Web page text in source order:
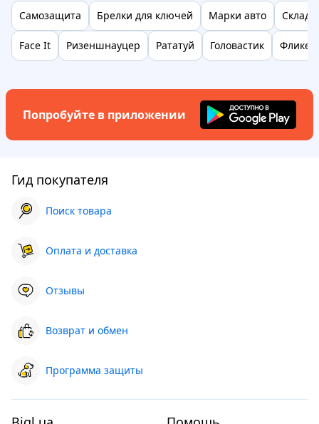
Самозащита Брелки для ключей Марки авто
Face It Ризеншнауцер Рататуй Головастик
Попробуйте в приложении
Гид покупателя
Поиск товара
Оплата и доставка
Отзывы
Возврат и обмен
Программа защиты